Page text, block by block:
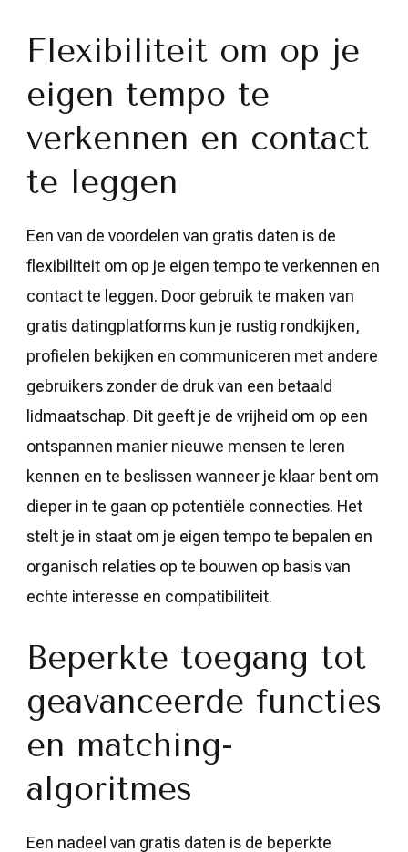
Flexibiliteit om op je
eigen tempo te
verkennen en contact
te leggen
Een van de voordelen van gratis daten is de
flexibiliteit om op je eigen tempo te verkennen en
contact te leggen. Door gebruik te maken van
gratis datingplatforms kun je rustig rondkijken,
profielen bekijken en communiceren met andere
gebruikers zonder de druk van een betaald
lidmaatschap. Dit geeft je de vrijheid om op een
ontspannen manier nieuwe mensen te leren
kennen en te beslissen wanneer je klaar bent om
dieper in te gaan op potentiële connecties. Het
stelt je in staat om je eigen tempo te bepalen en
organisch relaties op te bouwen op basis van
echte interesse en compatibiliteit.
Beperkte toegang tot
geavanceerde functies
en matching-
algoritmes
Een nadeel van gratis daten is de beperkte